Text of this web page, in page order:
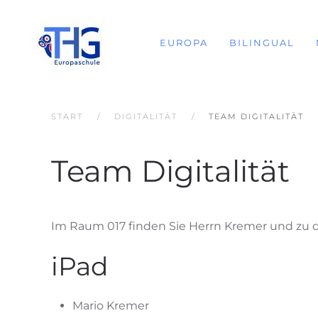
EUROPA BILINGUAL
START DIGITALITÄT TEAM DIGITALITÄT
Team Digitalität
Im Raum 017 finden Sie Herrn Kremer und
iPad
Mario Kremer